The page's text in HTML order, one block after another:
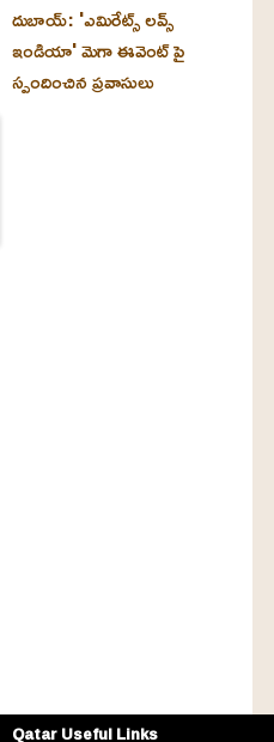
దుబాయ్‌: 'ఎమిరేట్స్ లవ్స్
ఇండియా' మెగా ఈవెంట్ పై
స్పందించిన ప్రవాసులు
Qatar Useful Links